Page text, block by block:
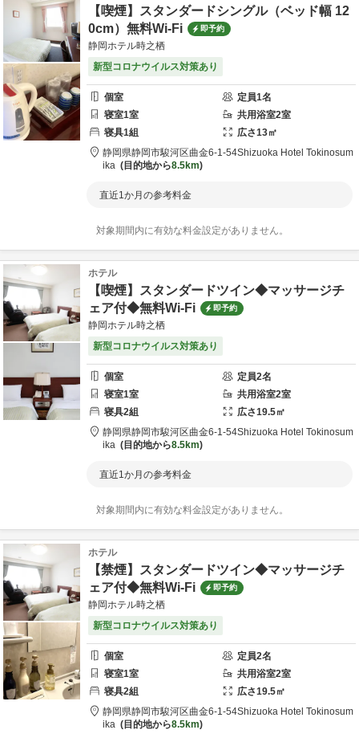
【喫煙】スタンダードシングル（ベッド幅 12
0cm）無料Wi-Fi
即予約
静岡ホテル時之栖
新型コロナウイルス対策あり
個室 定員1名
寝室1室 共用浴室2室
寝具1組 広さ13㎡
静岡県静岡市駿河区曲金6-1-54Shizuoka Hotel Tokinosum
ika
目的地から8.5km
直近1か月の参考料金
対象期間内に有効な料金設定がありません。
ホテル
【喫煙】スタンダードツイン◆マッサージチ
ェア付◆無料Wi-Fi
即予約
静岡ホテル時之栖
新型コロナウイルス対策あり
個室 定員2名
寝室1室 共用浴室2室
寝具2組 広さ19.5㎡
静岡県静岡市駿河区曲金6-1-54Shizuoka Hotel Tokinosum
ika
目的地から8.5km
直近1か月の参考料金
対象期間内に有効な料金設定がありません。
ホテル
【禁煙】スタンダードツイン◆マッサージチ
ェア付◆無料Wi-Fi
即予約
静岡ホテル時之栖
新型コロナウイルス対策あり
個室 定員2名
寝室1室 共用浴室2室
寝具2組 広さ19.5㎡
静岡県静岡市駿河区曲金6-1-54Shizuoka Hotel Tokinosum
ika
目的地から8.5km